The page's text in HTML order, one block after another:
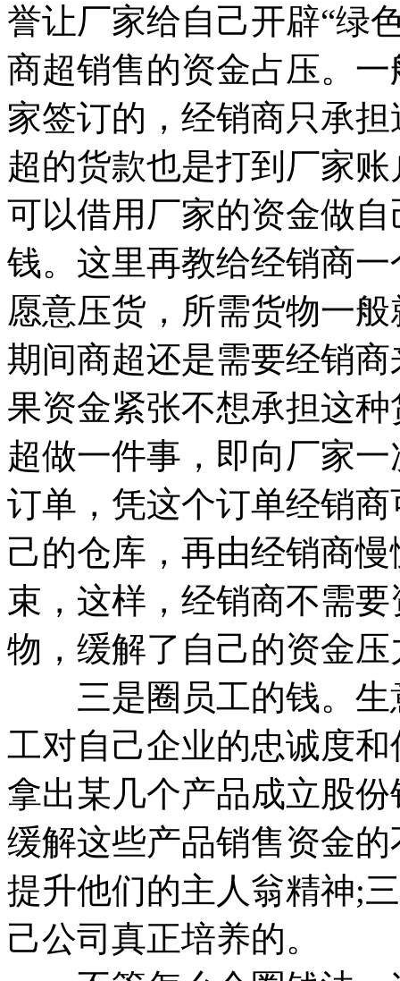
誉让厂家给自己开辟“绿
商超销售的资金占压。
家签订的，经销商只承
超的货款也是打到厂家
可以借用厂家的资金做
钱。这里再教给经销商
愿意压货，所需货物一
期间商超还是需要经销
果资金紧张不想承担这
超做一件事，即向厂家
订单，凭这个订单经销
己的仓库，再由经销商
束，这样，经销商不需
物，缓解了自己的资金压
三是圈员工的钱。生
工对自己企业的忠诚度
拿出某几个产品成立股
缓解这些产品销售资金
提升他们的主人翁精神;
己公司真正培养的。